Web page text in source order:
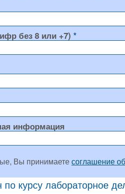
без 8 или +7)
информация
Вы принимаетесоглашение
курсу лабораторное